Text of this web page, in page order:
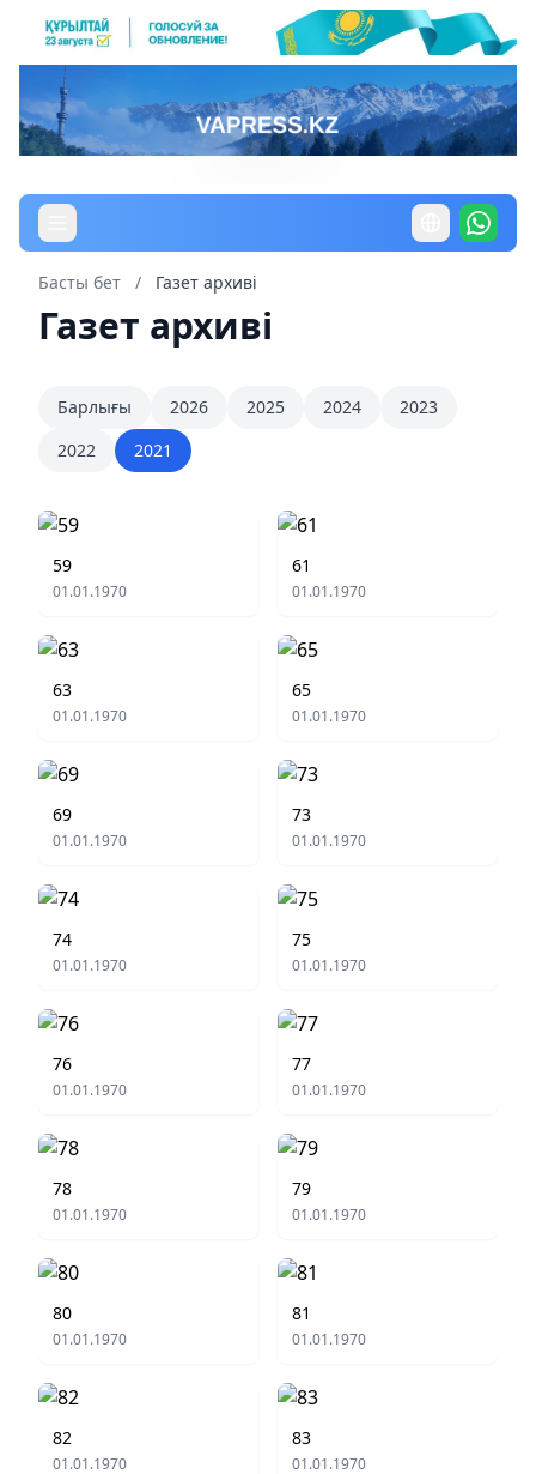
Басты бет / Газет архиві
Газет архиві
Барлығы 2026 2025 2024
2023
2022
2021
59
01.01.1970
61
01.01.1970
63
01.01.1970
65
01.01.1970
69
01.01.1970
73
01.01.1970
74
01.01.1970
75
01.01.1970
76
01.01.1970
77
01.01.1970
78
01.01.1970
79
01.01.1970
80
01.01.1970
81
01.01.1970
82
01.01.1970
83
01.01.1970